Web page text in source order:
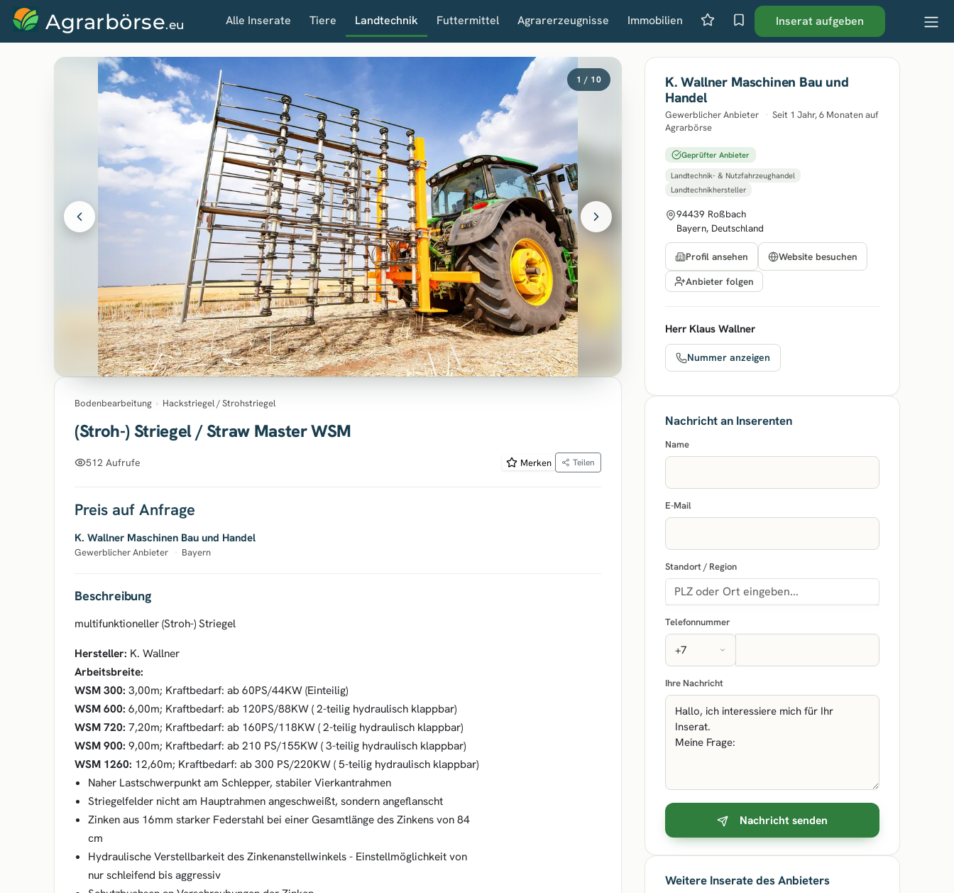
Agrarbörse.eu Alle Inserate Tiere Landtechnik Futtermittel Agrarerzeugnisse Immobilien Inserat aufgeben
1 / 10
Bodenbearbeitung › Hackstriegel / Strohstriegel
(Stroh-) Striegel / Straw Master WSM
512 Aufrufe Merken Teilen
Preis auf Anfrage
K. Wallner Maschinen Bau und Handel
Gewerblicher Anbieter · Bayern
Beschreibung
multifunktioneller (Stroh-) Striegel
Hersteller: K. Wallner
Arbeitsbreite:
WSM 300: 3,00m; Kraftbedarf: ab 60PS/44KW (Einteilig)
WSM 600: 6,00m; Kraftbedarf: ab 120PS/88KW ( 2-teilig hydraulisch klappbar)
WSM 720: 7,20m; Kraftbedarf: ab 160PS/118KW ( 2-teilig hydraulisch klappbar)
WSM 900: 9,00m; Kraftbedarf: ab 210 PS/155KW ( 3-teilig hydraulisch klappbar)
WSM 1260: 12,60m; Kraftbedarf: ab 300 PS/220KW ( 5-teilig hydraulisch klappbar)
Naher Lastschwerpunkt am Schlepper, stabiler Vierkantrahmen
Striegelfelder nicht am Hauptrahmen angeschweißt, sondern angeflanscht
Zinken aus 16mm starker Federstahl bei einer Gesamtlänge des Zinkens von 84
cm
Hydraulische Verstellbarkeit des Zinkenanstellwinkels - Einstellmöglichkeit von
nur schleifend bis aggressiv
K. Wallner Maschinen Bau und
Handel
Gewerblicher Anbieter · Seit 1 Jahr, 6 Monaten auf
Agrarbörse
Geprüfter Anbieter
Landtechnik- & Nutzfahrzeughandel
Landtechnikhersteller
94439 Roßbach
Bayern, Deutschland
Profil ansehen
Website besuchen
Anbieter folgen
Herr Klaus Wallner
Nummer anzeigen
Nachricht an Inserenten
Name
E-Mail
Standort / Region
Telefonnummer
Ihre Nachricht
Nachricht senden
Weitere Inserate des Anbieters